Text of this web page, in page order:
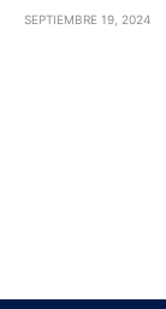
SEPTIEMBRE 19, 2024